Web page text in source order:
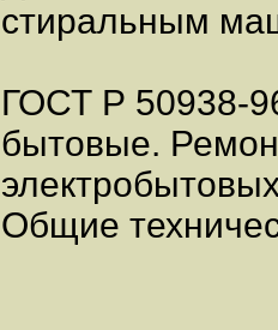
стиральным
ГОСТ Р 50938-
бытовые.
Общие